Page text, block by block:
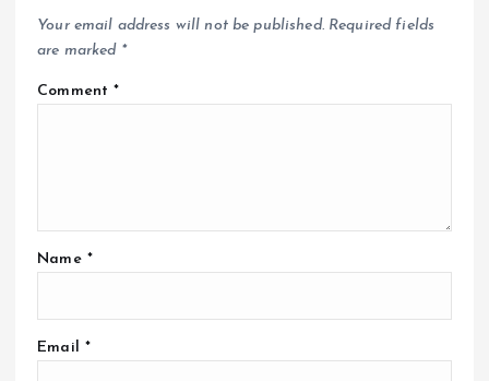
Your email address will not be published. Required fields
are marked *
Comment*
Name *
Email *